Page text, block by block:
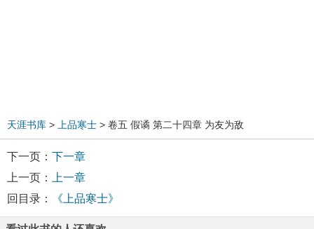
天涯书库 > 上品寒士 > 卷五 假谲 第二十四章 为友为敌
下一页： 下一章
上一页：
上一章
回目录：
《上品寒士》